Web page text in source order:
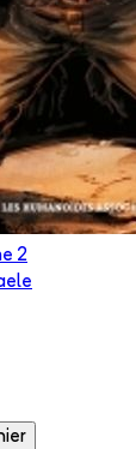
2